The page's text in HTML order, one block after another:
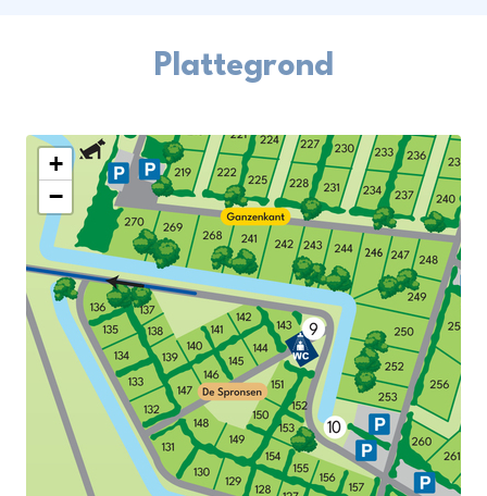
Plattegrond
+
−